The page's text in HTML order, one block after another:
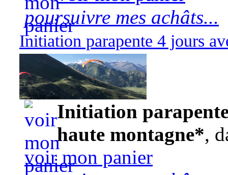
poursuivre mes achâts...
Initiation parapente 4 jours
570,00 euros
Initiation
haute montagne*,
voir mon panier